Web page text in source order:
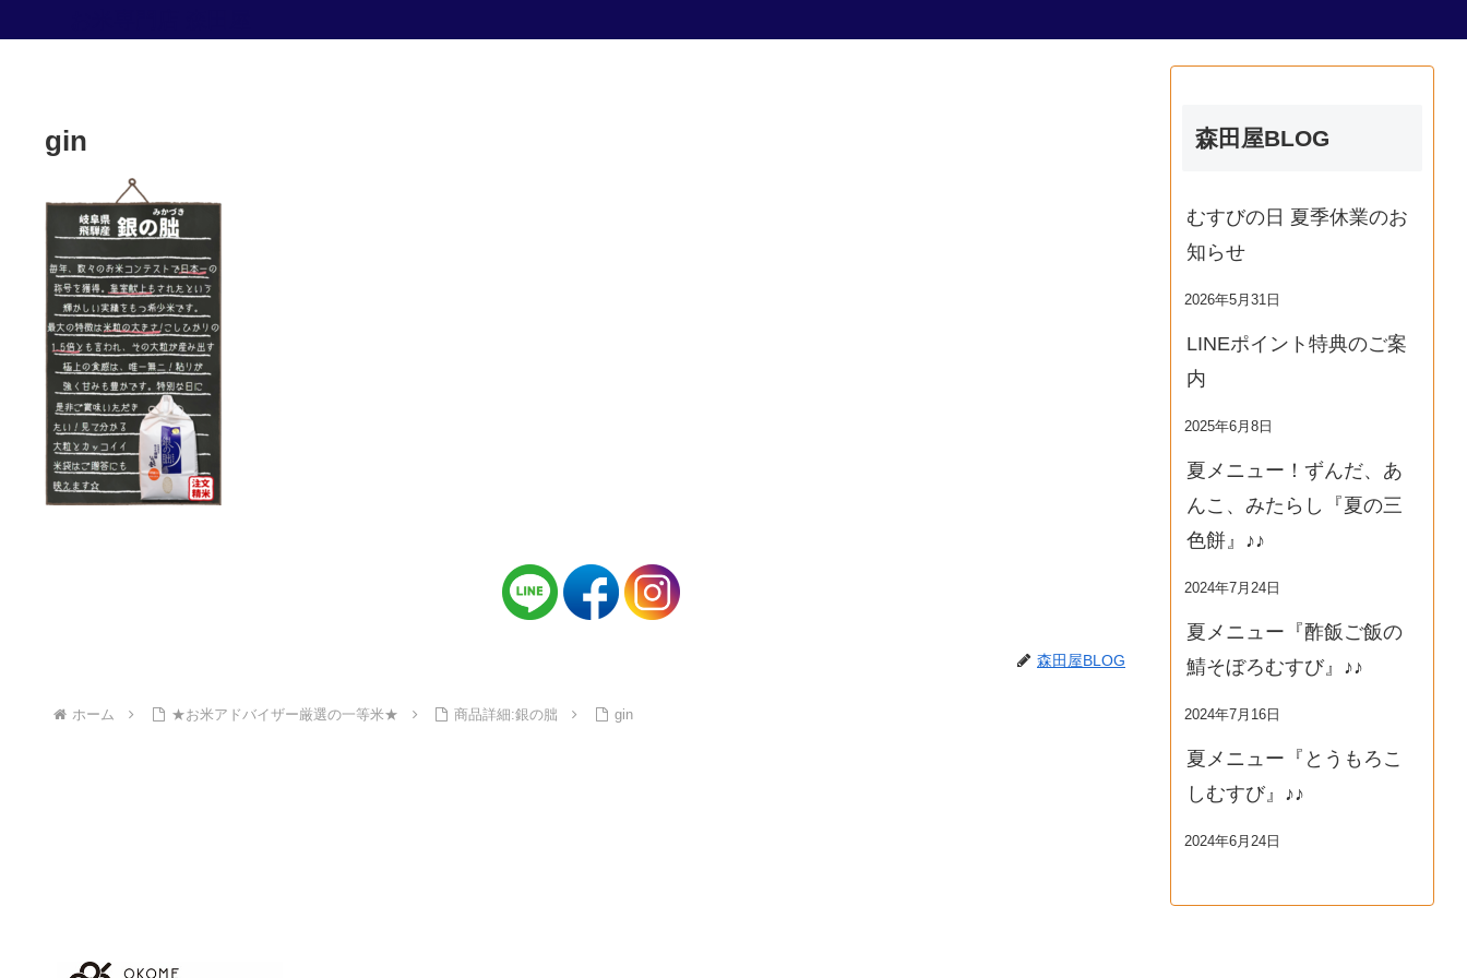
gin
森田屋BLOG
ホーム ★お米アドバイザー厳選の一等米★ 商品詳細:銀の朏 gin
森田屋BLOG
むすびの日 夏季休業のお
知らせ
2026年5月31日
LINEポイント特典のご案
内
2025年6月8日
夏メニュー！ずんだ、あ
んこ、みたらし『夏の三
色餅』♪♪
2024年7月24日
夏メニュー『酢飯ご飯の
鯖そぼろむすび』♪♪
2024年7月16日
夏メニュー『とうもろこ
しむすび』♪♪
2024年6月24日